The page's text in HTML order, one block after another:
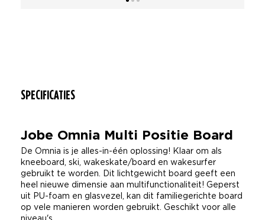
SPECIFICATIES
Jobe Omnia Multi Positie Board
De Omnia is je alles-in-één oplossing! Klaar om als
kneeboard, ski, wakeskate/board en wakesurfer
gebruikt te worden. Dit lichtgewicht board geeft een
heel nieuwe dimensie aan multifunctionaliteit! Geperst
uit PU-foam en glasvezel, kan dit familiegerichte board
op vele manieren worden gebruikt. Geschikt voor alle
niveau's.